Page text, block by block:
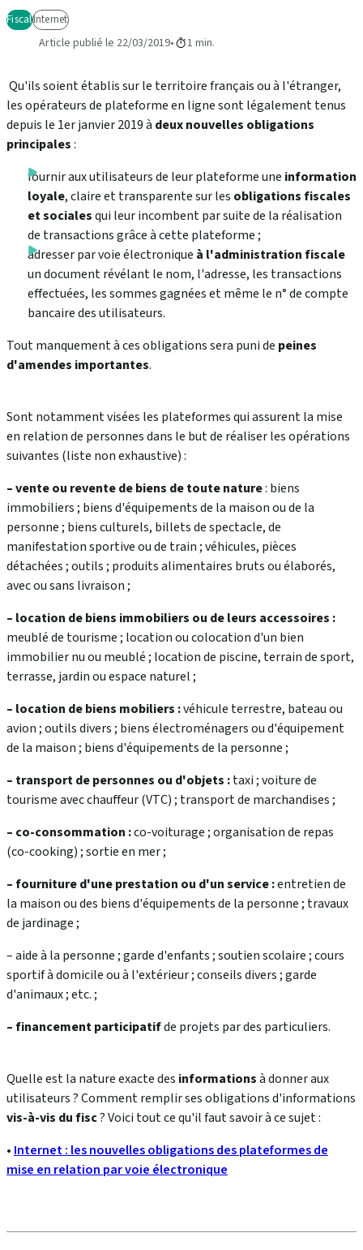
FiscalInternet
Article publié le 22/03/2019 1 min.
Qu'ils soient établis sur le territoire français ou à l'étranger,
les opérateurs de plateforme en ligne sont légalement tenus
depuis le 1er janvier 2019 à deux nouvelles obligations
principales:
fournir aux utilisateurs de leur plateforme une information
loyale, claire et transparente sur les obligations fiscales
et socialesqui leur incombent par suite de la réalisation
de transactions grâce à cette plateforme ;
adresser par voie électronique à l'administration fiscale
un document révélant le nom, l'adresse, les transactions
effectuées, les sommes gagnées et même le n° de compte
bancaire des utilisateurs.
Tout manquement à ces obligations sera puni de peines
d'amendes importantes.
Sont notamment visées les plateformes qui assurent la mise
en relation de personnes dans le but de réaliser les opérations
suivantes (liste non exhaustive) :
– vente ou revente de biens de toute nature: biens
immobiliers ; biens d'équipements de la maison ou de la
personne ; biens culturels, billets de spectacle, de
manifestation sportive ou de train ; véhicules, pièces
détachées ; outils ; produits alimentaires bruts ou élaborés,
avec ou sans livraison ;
– location de biens immobiliers ou de leurs accessoires :
meublé de tourisme ; location ou colocation d'un bien
immobilier nu ou meublé ; location de piscine, terrain de sport,
terrasse, jardin ou espace naturel ;
– location de biens mobiliers :véhicule terrestre, bateau ou
avion ; outils divers ; biens électroménagers ou d'équipement
de la maison ; biens d'équipements de la personne ;
– transport de personnes ou d'objets :taxi ; voiture de
tourisme avec chauffeur (VTC) ; transport de marchandises ;
– co-consommation :co-voiturage ; organisation de repas
(co-cooking) ; sortie en mer ;
– fourniture d'une prestation ou d'un service :entretien de
la maison ou des biens d'équipements de la personne ; travaux
de jardinage ;
– aide à la personne ; garde d'enfants ; soutien scolaire ; cours
sportif à domicile ou à l'extérieur ; conseils divers ; garde
d'animaux ; etc. ;
– financement participatifde projets par des particuliers.
Quelle est la nature exacte des informationsà donner aux
utilisateurs ? Comment remplir ses obligations d'informations
vis-à-vis du fisc? Voici tout ce qu'il faut savoir à ce sujet :
• Internet : les nouvelles obligations des plateformes de
mise en relation par voie électronique